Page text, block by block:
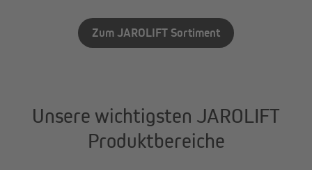
Zum JAROLIFT Sortiment
Unsere wichtigsten JAROLIFT
Produktbereiche